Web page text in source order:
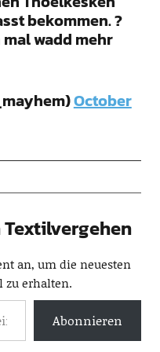
bekommen. ?
wadd mehr
October
an, um die neuesten
zu erhalten.
Abonnieren